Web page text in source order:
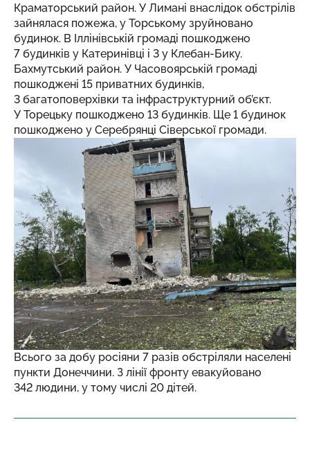
Краматорський район. У Лимані внаслідок обстрілів
зайнялася пожежа, у Торському зруйновано
будинок. В Іллінівській громаді пошкоджено
7 будинків у Катеринівці і 3 у Клебан-Бику.
Бахмутський район. У Часовоярській громаді
пошкоджені 15 приватних будинків,
3 багатоповерхівки та інфраструктурний об’єкт.
У Торецьку пошкоджено 13 будинків. Ще 1 будинок
пошкоджено у Серебрянці Сіверської громади.
Всього за добу росіяни 7 разів обстріляли населені
пункти Донеччини. З лінії фронту евакуйовано
342 людини, у тому числі 20 дітей.